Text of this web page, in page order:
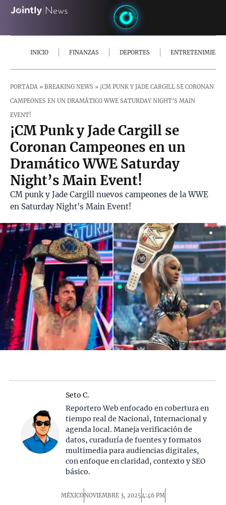
INICIO FINANZAS DEPORTES
PORTADA » BREAKING NEWS » ¡CM PUNK Y JADE CARGILL SE CORONAN
CAMPEONES EN UN DRAMÁTICO WWE SATURDAY NIGHT’S MAIN
EVENT!
¡CM Punk y Jade Cargill se
Coronan Campeones en un
Dramático WWE Saturday
Night’s Main Event!
CM punk y Jade Cargill nuevos campeones de la WWE
en Saturday Night's Main Event!
Seto C.
Reportero Web enfocado en cobertura en
tiempo real de Nacional, Internacional y
agenda local. Maneja verificación de
datos, curaduría de fuentes y formatos
multimedia para audiencias digitales,
con enfoque en claridad, contexto y SEO
básico.
MÉXICONOVIEMBRE 3, 20254:46 PM